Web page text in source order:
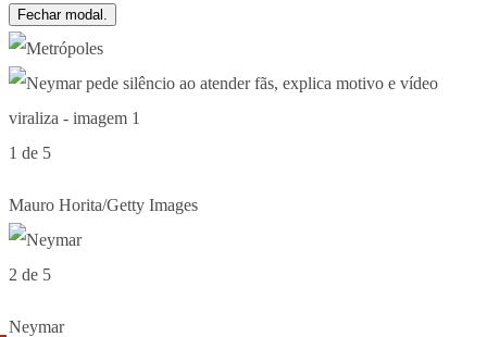
Fechar modal.
1 de 5
Mauro Horita/Getty Images
2 de 5
Neymar